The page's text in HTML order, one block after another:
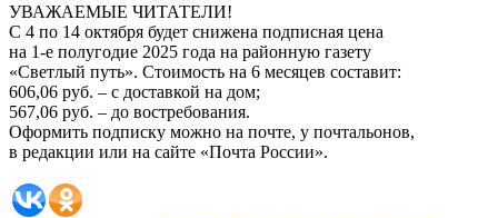
УВАЖАЕМЫЕ ЧИТАТЕЛИ!
С 4 по 14 октября будет снижена подписная цена
на 1-е полугодие 2025 года на районную газету
«Светлый путь». Стоимость на 6 месяцев составит:
606,06 руб. – с доставкой на дом;
567,06 руб. – до востребования.
Оформить подписку можно на почте, у почтальонов,
в редакции или на сайте «Почта России».